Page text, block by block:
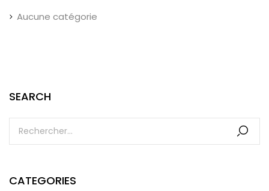
Aucune catégorie
SEARCH
CATEGORIES